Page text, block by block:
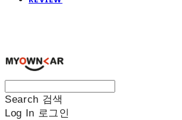
Search 검색
Log In 로그인